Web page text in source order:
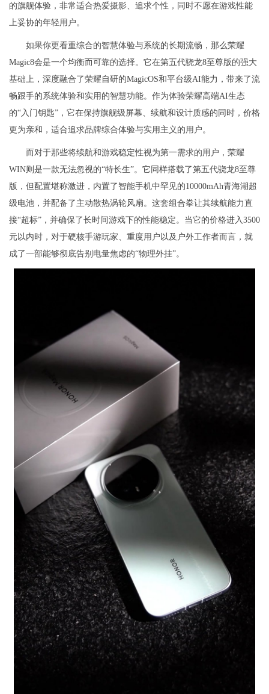
的旗舰体验，非常适合热爱摄影、追求个性，同时不愿在游戏性能
上妥协的年轻用户。
如果你更看重综合的智慧体验与系统的长期流畅，那么荣耀
Magic8会是一个均衡而可靠的选择。它在第五代骁龙8至尊版的强大
基础上，深度融合了荣耀自研的MagicOS和平台级AI能力，带来了流
畅跟手的系统体验和实用的智慧功能。作为体验荣耀高端AI生态
的“入门钥匙”，它在保持旗舰级屏幕、续航和设计质感的同时，价格
更为亲和，适合追求品牌综合体验与实用主义的用户。
而对于那些将续航和游戏稳定性视为第一需求的用户，荣耀
WIN则是一款无法忽视的“特长生”。它同样搭载了第五代骁龙8至尊
版，但配置堪称激进，内置了智能手机中罕见的10000mAh青海湖超
级电池，并配备了主动散热涡轮风扇。这套组合拳让其续航能力直
接“超标”，并确保了长时间游戏下的性能稳定。当它的价格进入3500
元以内时，对于硬核手游玩家、重度用户以及户外工作者而言，就
成了一部能够彻底告别电量焦虑的“物理外挂”。